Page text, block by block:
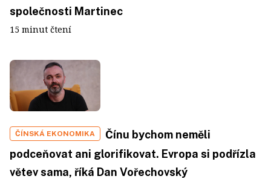
společnosti Martinec
15 minut čtení
ČÍNSKÁ EKONOMIKA
Čínu bychom neměli
podceňovat ani glorifikovat. Evropa si podřízla
větev sama, říká Dan Vořechovský